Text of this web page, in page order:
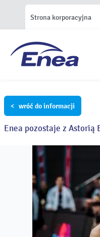
Strona korporacyjna
< wróć do informacji
Enea pozostaje z Astorią